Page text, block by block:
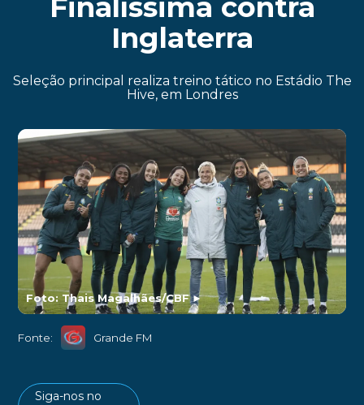
Inglaterra
Seleção principal realiza treino tático no Estádio The
Hive, em Londres
Foto: Thais Magalhães/CBF►
Fonte: Grande FM
Siga-nos no